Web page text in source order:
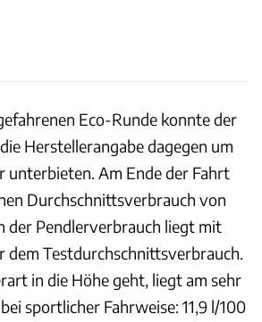
Eco-Runde konnte der
Herstellerangabe dagegen um
unterbieten. Am Ende der Fahrt
Durchschnittsverbrauch von
der Pendlerverbrauch liegt mit
dem Testdurchschnittsverbrauch.
in die Höhe geht, liegt am sehr
sportlicher Fahrweise: 11,9 l/100